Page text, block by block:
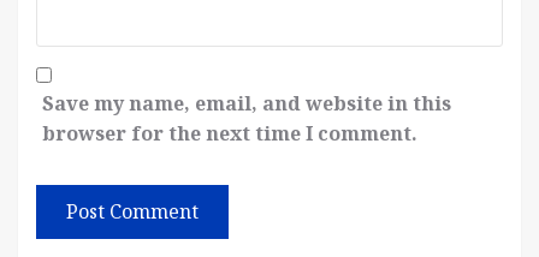
Save my name, email, and website in this
browser for the next time I comment.